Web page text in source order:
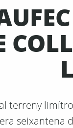
terreny
seixantena